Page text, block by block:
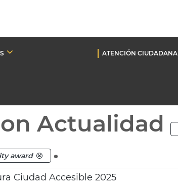
ATENCIÓN CIUDADANA
Actualidad
award .
Ciudad Accesible 2025